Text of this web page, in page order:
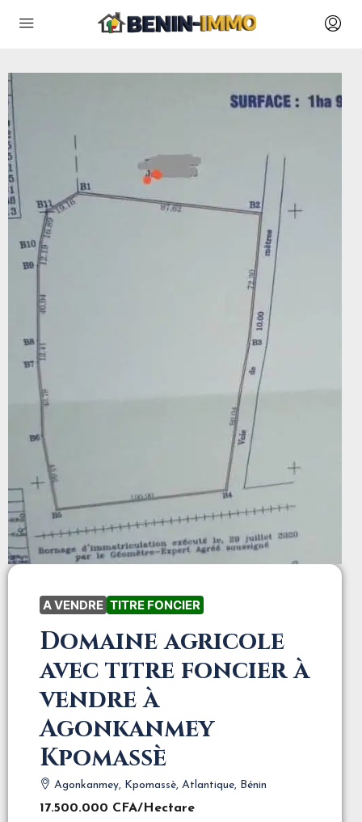
A VENDRE TITRE FONCIER
Domaine agricole
avec titre foncier à
vendre à
Agonkanmey
Kpomassè
Agonkanmey, Kpomassè, Atlantique, Bénin
17.500.000 CFA/Hectare